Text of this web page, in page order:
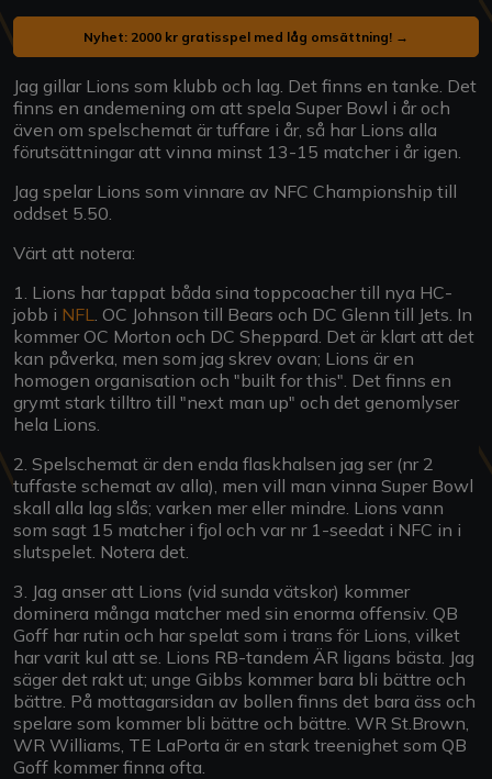
Nyhet: 2000 kr gratisspel med låg omsättning! →
Jag gillar Lions som klubb och lag. Det finns en tanke. Det
finns en andemening om att spela Super Bowl i år och
även om spelschemat är tuffare i år, så har Lions alla
förutsättningar att vinna minst 13-15 matcher i år igen.
Jag spelar Lions som vinnare av NFC Championship till
oddset 5.50.
Värt att notera:
1. Lions har tappat båda sina toppcoacher till nya HC-
jobb i NFL
. OC Johnson till Bears och DC Glenn till Jets. In
kommer OC Morton och DC Sheppard. Det är klart att det
kan påverka, men som jag skrev ovan; Lions är en
homogen organisation och "built for this". Det finns en
grymt stark tilltro till "next man up" och det genomlyser
hela Lions.
2. Spelschemat är den enda flaskhalsen jag ser (nr 2
tuffaste schemat av alla), men vill man vinna Super Bowl
skall alla lag slås; varken mer eller mindre. Lions vann
som sagt 15 matcher i fjol och var nr 1-seedat i NFC in i
slutspelet. Notera det.
3. Jag anser att Lions (vid sunda vätskor) kommer
dominera många matcher med sin enorma offensiv. QB
Goff har rutin och har spelat som i trans för Lions, vilket
har varit kul att se. Lions RB-tandem ÄR ligans bästa. Jag
säger det rakt ut; unge Gibbs kommer bara bli bättre och
bättre. På mottagarsidan av bollen finns det bara äss och
spelare som kommer bli bättre och bättre. WR St.Brown,
WR Williams, TE LaPorta är en stark treenighet som QB
Goff kommer finna ofta.